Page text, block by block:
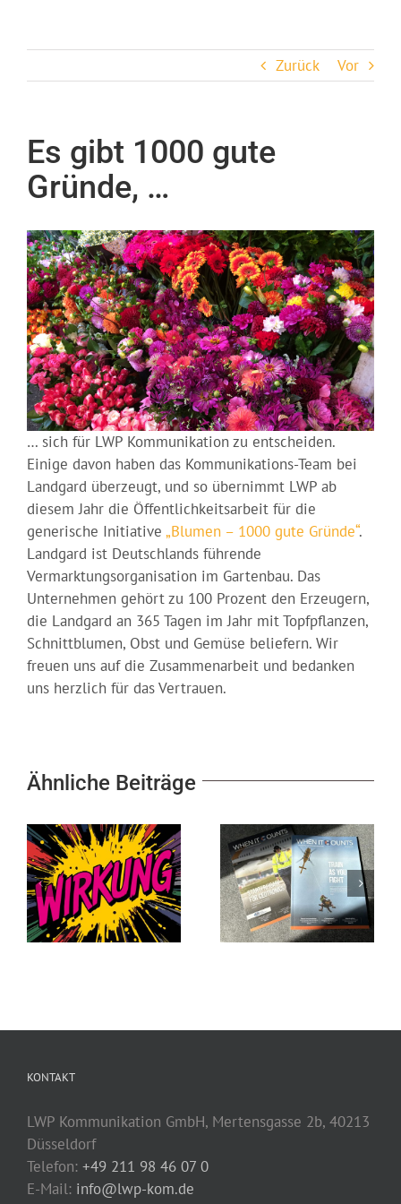
springen
Zurück Vor
Es gibt 1000 gute
Gründe, …
… sich für LWP Kommunikation zu entscheiden.
Einige davon haben das Kommunikations-Team bei
Landgard überzeugt, und so übernimmt LWP ab
diesem Jahr die Öffentlichkeitsarbeit für die
generische Initiative „Blumen – 1000 gute Gründe“.
Landgard ist Deutschlands führende
Vermarktungsorganisation im Gartenbau. Das
Unternehmen gehört zu 100 Prozent den Erzeugern,
die Landgard an 365 Tagen im Jahr mit Topfpflanzen,
Schnittblumen, Obst und Gemüse beliefern. Wir
freuen uns auf die Zusammenarbeit und bedanken
uns herzlich für das Vertrauen.
Ähnliche Beiträge
Kommunikation
für die, auf die es
ankommt, wenn
es darauf
Nähe, die
Vertrauen schafft
KONTAKT
LWP Kommunikation GmbH, Mertensgasse 2b, 40213
Düsseldorf
Telefon: +49 211 98 46 07 0
E-Mail: info@lwp-kom.de